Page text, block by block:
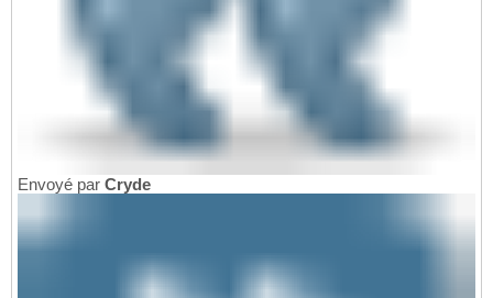
Envoyé par Cryde